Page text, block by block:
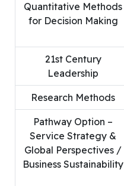
Quantitative Methods
for Decision Making
21st Century
Leadership
Research Methods
Pathway Option –
Service Strategy &
Global Perspectives /
Business Sustainability